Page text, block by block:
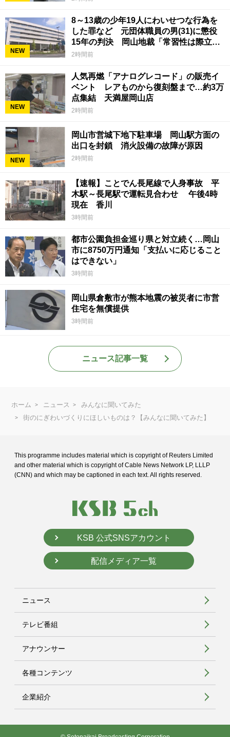
NEW
8～13歳の少年19人にわいせつな行為を
した罪など 元団体職員の男(31)に懲役
15年の判決 岡山地裁「常習性は際立っ
ていて被害結果も非常に重い」
2時間前
NEW
人気再燃「アナログレコード」の販売イ
ベント レアものから復刻盤まで…約3万
点集結 天満屋岡山店
2時間前
NEW
岡山市営城下地下駐車場 岡山駅方面の
出口を封鎖 消火設備の故障が原因
2時間前
【速報】ことでん長尾線で人身事故 平
木駅～長尾駅で運転見合わせ 午後4時
現在 香川
3時間前
都市公園負担金巡り県と対立続く…岡山
市に8750万円通知「支払いに応じること
はできない」
3時間前
岡山県倉敷市が熊本地震の被災者に市営
住宅を無償提供
3時間前
ニュース記事一覧
ホーム ニュース
みんなに聞いてみた
街のにぎわいづくりにほしいものは？【みんなに聞いてみた】
This programme includes material which is copyright of Reuters Limited
and other material which is copyright of Cable News Network LP, LLLP
(CNN) and which may be captioned in each text. All rights reserved.
KSB 公式SNSアカウント
配信メディア一覧
ニュース
テレビ番組
アナウンサー
各種コンテンツ
企業紹介